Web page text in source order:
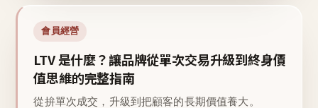
會員經營
LTV 是什麼？讓品牌從單次交易升級到終身價
值思維的完整指南
從拚單次成交，升級到把顧客的長期價值養大。